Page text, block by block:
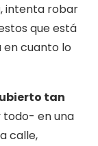
intenta robar
que está
en cuanto lo
tan
todo- en una
calle,